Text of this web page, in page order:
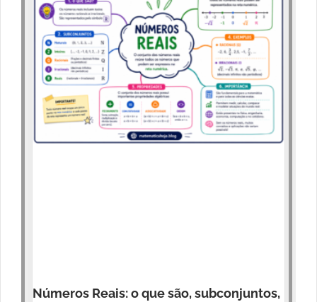
Números Reais: o que são, subconjuntos,